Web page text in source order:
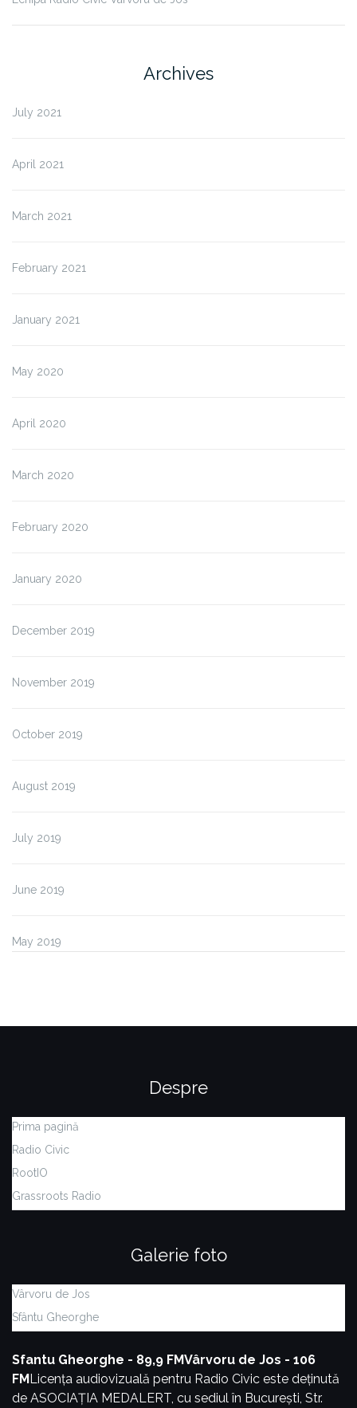
Archives
July 2021
April 2021
March 2021
February 2021
January 2021
May 2020
April 2020
March 2020
February 2020
January 2020
December 2019
November 2019
October 2019
August 2019
July 2019
June 2019
May 2019
Despre
Prima pagină
Radio Civic
RootIO
Grassroots Radio
Galerie foto
Vârvoru de Jos
Sfântu Gheorghe
Sfantu Gheorghe - 89,9 FMVârvoru de Jos - 106
FMLicența audiovizuală pentru Radio Civic este deținută
de ASOCIAȚIA MEDALERT, cu sediul în București, Str.